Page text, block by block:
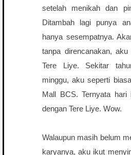
setelah menikah dan
Ditambah lagi punya
hanya sesempatnya.
tanpa direncanakan,
Tere Liye. Sekitar
minggu, aku seperti
Mall BCS. Ternyata hari
dengan Tere Liye. Wow.
Walaupun masih belum
karyanya, aku ikut